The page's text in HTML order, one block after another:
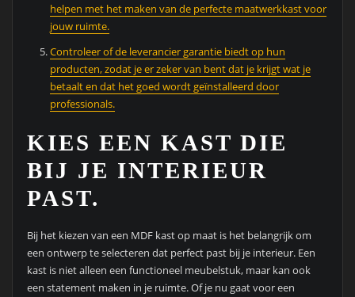
helpen met het maken van de perfecte maatwerkkast voor
jouw ruimte.
Controleer of de leverancier garantie biedt op hun
producten, zodat je er zeker van bent dat je krijgt wat je
betaalt en dat het goed wordt geïnstalleerd door
professionals.
KIES EEN KAST DIE
BIJ JE INTERIEUR
PAST.
Bij het kiezen van een MDF kast op maat is het belangrijk om
een ontwerp te selecteren dat perfect past bij je interieur. Een
kast is niet alleen een functioneel meubelstuk, maar kan ook
een statement maken in je ruimte. Of je nu gaat voor een